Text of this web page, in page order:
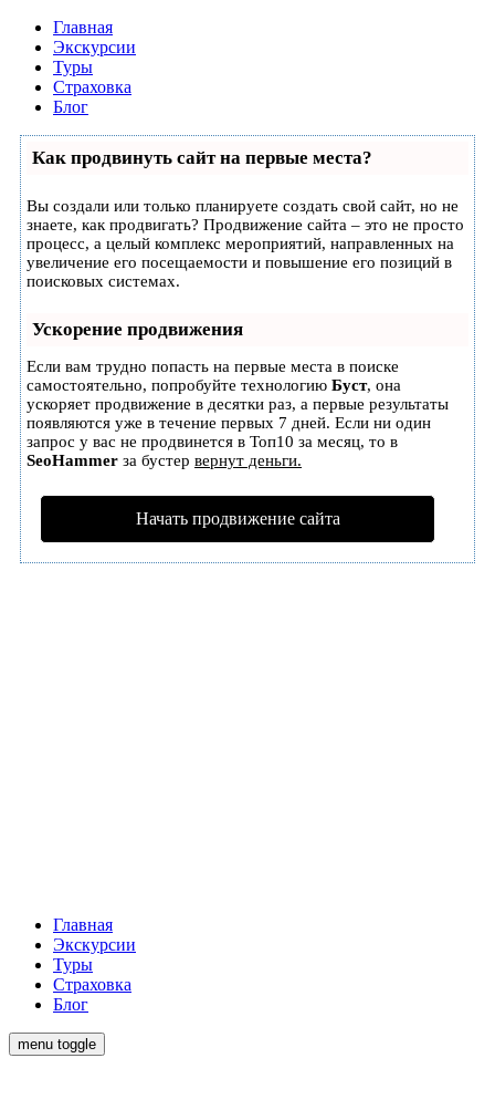
Главная
Экскурсии
Туры
Страховка
Блог
Как продвинуть сайт на первые места?
Вы создали или только планируете создать свой сайт, но не
знаете, как продвигать? Продвижение сайта – это не просто
процесс, а целый комплекс мероприятий, направленных на
увеличение его посещаемости и повышение его позиций в
поисковых системах.
Ускорение продвижения
Если вам трудно попасть на первые места в поиске
самостоятельно, попробуйте технологию Буст, она
ускоряет продвижение в десятки раз, а первые результаты
появляются уже в течение первых 7 дней. Если ни один
запрос у вас не продвинется в Топ10 за месяц, то в
SeoHammer за бустер вернут деньги.
Начать продвижение сайта
Главная
Экскурсии
Туры
Страховка
Блог
menu toggle